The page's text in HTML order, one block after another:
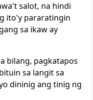
salot, na hindi
ito'y pararatingin
sa ikaw ay
bilang, pagkatapos
sa langit sa
dininig ang tinig ng